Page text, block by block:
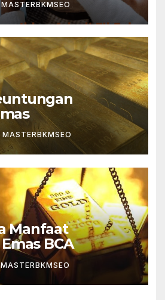
MASTERBKMSEO
MASTERBKMSEO
Manfaat
BCA
MASTERBKMSEO